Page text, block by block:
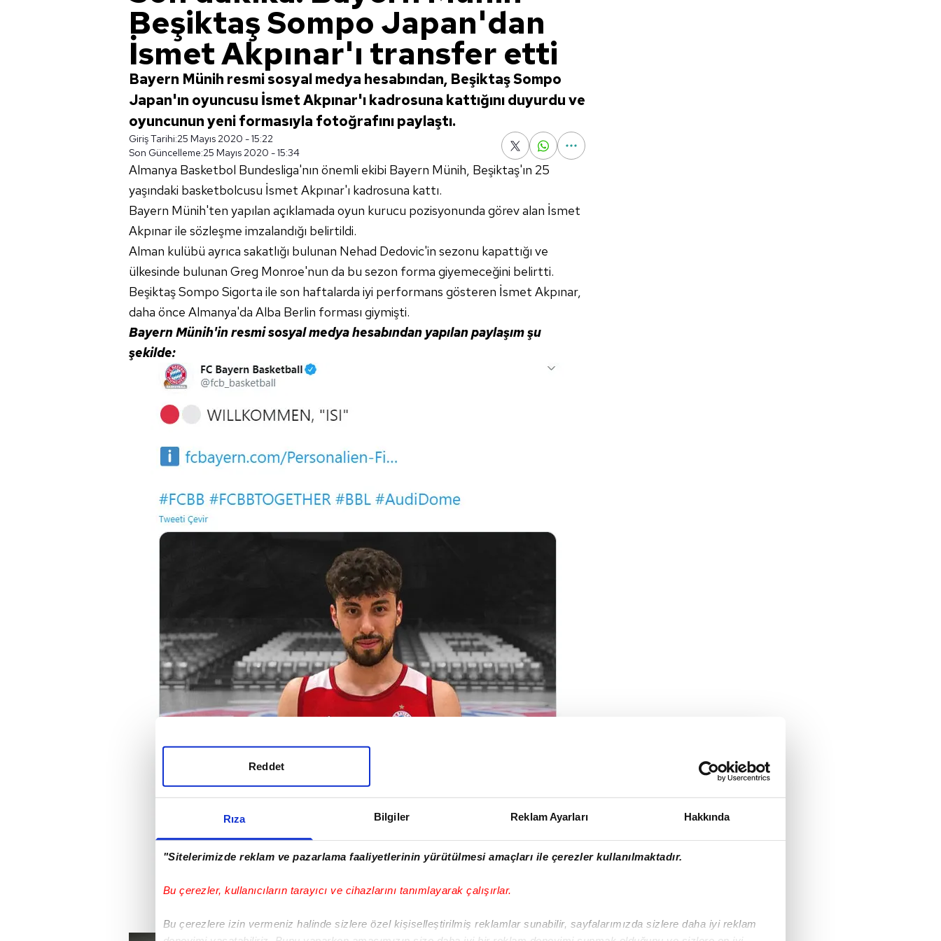
Rıza Bilgiler Reklam Ayarları Hakkında
"Sitelerimizde reklam ve pazarlama faaliyetlerinin yürütülmesi amaçları ile çerezler kullanılmaktadır.
Bu çerezler, kullanıcıların tarayıcı ve cihazlarını tanımlayarak çalışırlar.
Bu çerezlere izin vermeniz halinde sizlere özel kişiselleştirilmiş reklamlar sunabilir, sayfalarımızda sizlere daha iyi reklam
Reddet
Beşiktaş Sompo Japan'dan
İsmet Akpınar'ı transfer etti
Bayern Münih resmi sosyal medya hesabından, Beşiktaş Sompo
Japan'ın oyuncusu İsmet Akpınar'ı kadrosuna kattığını duyurdu ve
oyuncunun yeni formasıyla fotoğrafını paylaştı.
Giriş Tarihi:25 Mayıs 2020 - 15:22
Son Güncelleme:25 Mayıs 2020 - 15:34
Almanya Basketbol Bundesliga'nın önemli ekibi Bayern Münih, Beşiktaş'ın 25
yaşındaki basketbolcusu İsmet Akpınar'ı kadrosuna kattı.
Bayern Münih'ten yapılan açıklamada oyun kurucu pozisyonunda görev alan İsmet
Akpınar ile sözleşme imzalandığı belirtildi.
Alman kulübü ayrıca sakatlığı bulunan Nehad Dedovic'in sezonu kapattığı ve
ülkesinde bulunan Greg Monroe'nun da bu sezon forma giyemeceğini belirtti.
Beşiktaş Sompo Sigorta ile son haftalarda iyi performans gösteren İsmet Akpınar,
daha önce Almanya'da Alba Berlin forması giymişti.
Bayern Münih'in resmi sosyal medya hesabından yapılan paylaşım şu
şekilde: